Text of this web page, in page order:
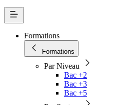
Formations
Formations
Par Niveau
Bac +2
Bac +3
Bac +5